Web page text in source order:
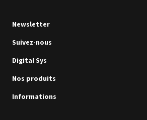
Intec Holographic Milkyway
Flaring Film
Newsletter
Suivez-nous
Digital Sys
Nos produits
Informations